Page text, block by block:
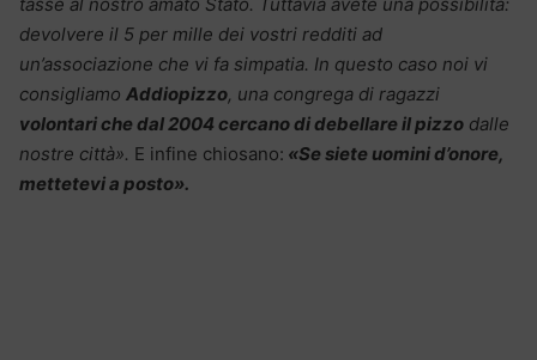
devolvere il 5 per mille dei vostri redditi ad
un’associazione che vi fa simpatia. In questo caso noi vi
consigliamo Addiopizzo, una congrega di ragazzi
volontari che dal 2004 cercano di debellare il pizzo dalle
nostre città». E infine chiosano: «Se siete uomini d’onore,
mettetevi a posto».